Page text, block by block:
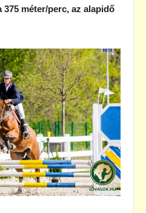
375 méter/perc, az alapidő